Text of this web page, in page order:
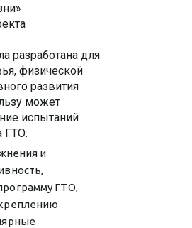
разработана для
физической
развития
может
испытаний
ГТО:
и
ГТО,